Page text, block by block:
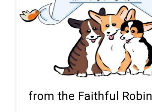
from the Faithful Robin